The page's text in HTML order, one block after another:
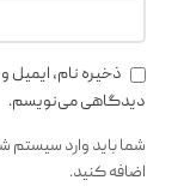
ذخیره نام، ایمیل
دیدگاهی می‌نویسم.
شما باید وارد سیستم
اضافه کنید.